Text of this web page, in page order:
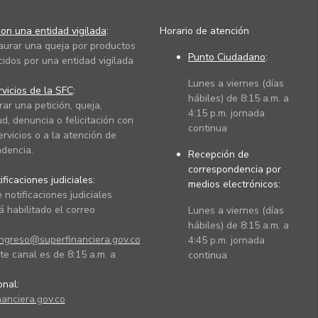
una entidad vigilada:
una queja por productos
por una entidad vigilada
de la SFC:
una petición, queja,
denuncia o felicitación con
o a la atención de
judiciales:
notificaciones judiciales
habilitado el correo
canal es de 8:15 a.m. a
Horario de atención
Punto Ciudadano:
Lunes a viernes (días
hábiles) de 8:15 a.m. a
4:15 p.m. jornada
continua
Recepción de
correspondencia por
medios electrónicos:
Lunes a viernes (días
hábiles) de 8:15 a.m. a
4:45 p.m. jornada
continua